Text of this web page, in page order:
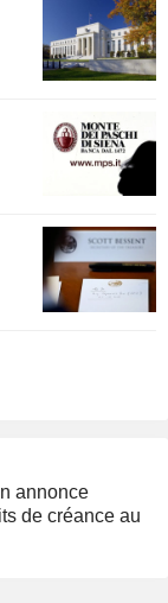
annonce
de créance au